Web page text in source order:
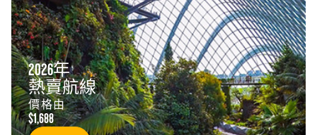
比
國
際
遊
2026年
熱賣航線
價格由
$1,688